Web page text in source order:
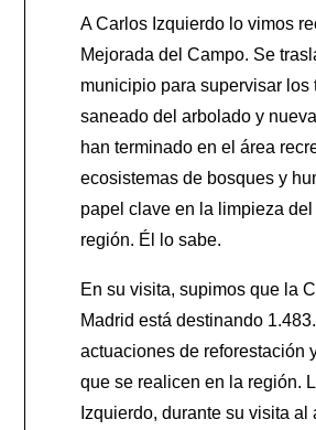
A Carlos Izquierdo lo vimos
Mejorada del Campo. Se
municipio para supervisar los
saneado del arbolado y
han terminado en el área
ecosistemas de bosques y
papel clave en la limpieza
región. Él lo sabe.
En su visita, supimos que la
Madrid está destinando
actuaciones de reforestación
que se realicen en la región.
Izquierdo, durante su visita